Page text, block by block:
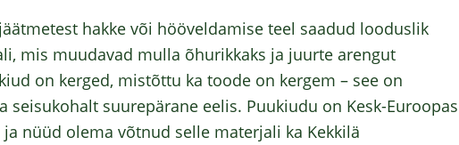
hakke või hööveldamise teel saadud looduslik
mis muudavad mulla õhurikkaks ja juurte arengut
on kerged, mistõttu ka toode on kergem – see on
seisukohalt suurepärane eelis. Puukiudu on Kesk-Euroopas
nüüd olema võtnud selle materjali ka Kekkilä